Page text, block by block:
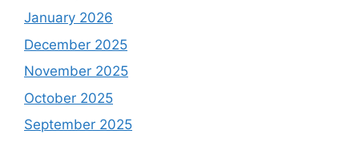
January 2026
December 2025
November 2025
October 2025
September 2025